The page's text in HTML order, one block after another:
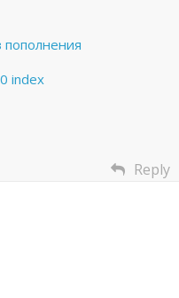
index
Reply